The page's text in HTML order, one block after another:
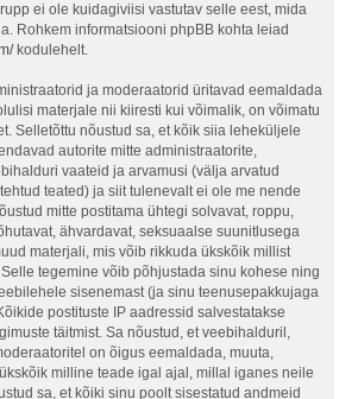
ei ole kuidagiviisi vastutav selle eest, mida
Rohkem informatsiooni phpBB kohta leiad
kodulehelt.
ja moderaatorid üritavad eemaldada
materjale nii kiiresti kui võimalik, on võimatu
Selletõttu nõustud sa, et kõik siia leheküljele
autorite mitte administraatorite,
vaateid ja arvamusi (välja arvatud
teated) ja siit tulenevalt ei ole me nende
mitte postitama ühtegi solvavat, roppu,
ähvardavat, seksuaalse suunitlusega
materjali, mis võib rikkuda ükskõik millist
tegemine võib põhjustada sinu kohese ning
sisenemast (ja sinu teenusepakkujaga
postituste IP aadressid salvestatakse
täitmist. Sa nõustud, et veebihalduril,
on õigus eemaldada, muuta,
milline teade igal ajal, millal iganes neile
sa, et kõiki sinu poolt sisestatud andmeid